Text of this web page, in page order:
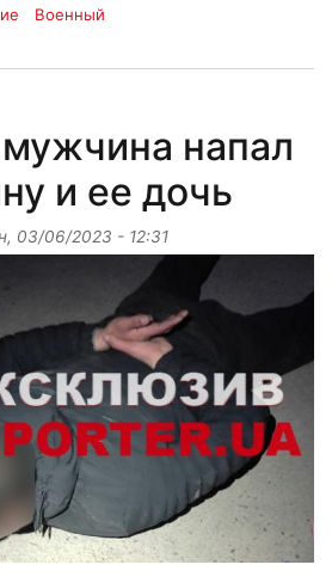
Военный
напал
и ее дочь
03/06/2023 - 12:31